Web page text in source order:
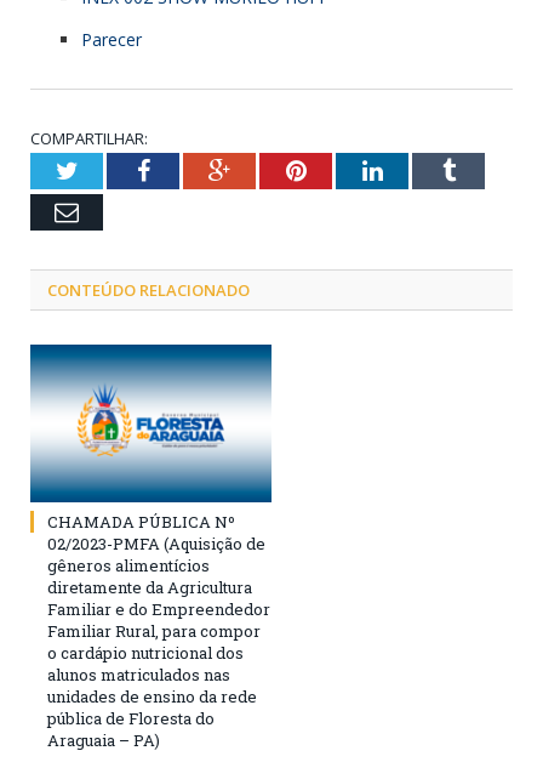
Parecer
COMPARTILHAR:
TwitterFacebookGoogle+PinterestLinkedInTumblr
Email
CONTEÚDO RELACIONADO
CHAMADA PÚBLICA Nº
02/2023-PMFA (Aquisição de
gêneros alimentícios
diretamente da Agricultura
Familiar e do Empreendedor
Familiar Rural, para compor
o cardápio nutricional dos
alunos matriculados nas
unidades de ensino da rede
pública de Floresta do
Araguaia – PA)